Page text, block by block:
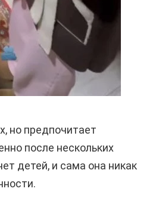
но предпочитает
после нескольких
детей, и сама она никак